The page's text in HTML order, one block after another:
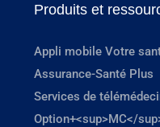
Produits et
Appli mobile Votre
Assurance-Santé Plus
Services de
Option+<sup>MC</